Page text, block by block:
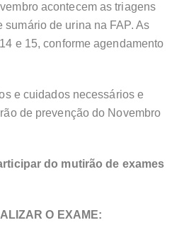
acontecem as triagens
sumário de urina na FAP. As
e 15, conforme agendamento
e cuidados necessários e
de prevenção do Novembro
do mutirão de exames
O EXAME: